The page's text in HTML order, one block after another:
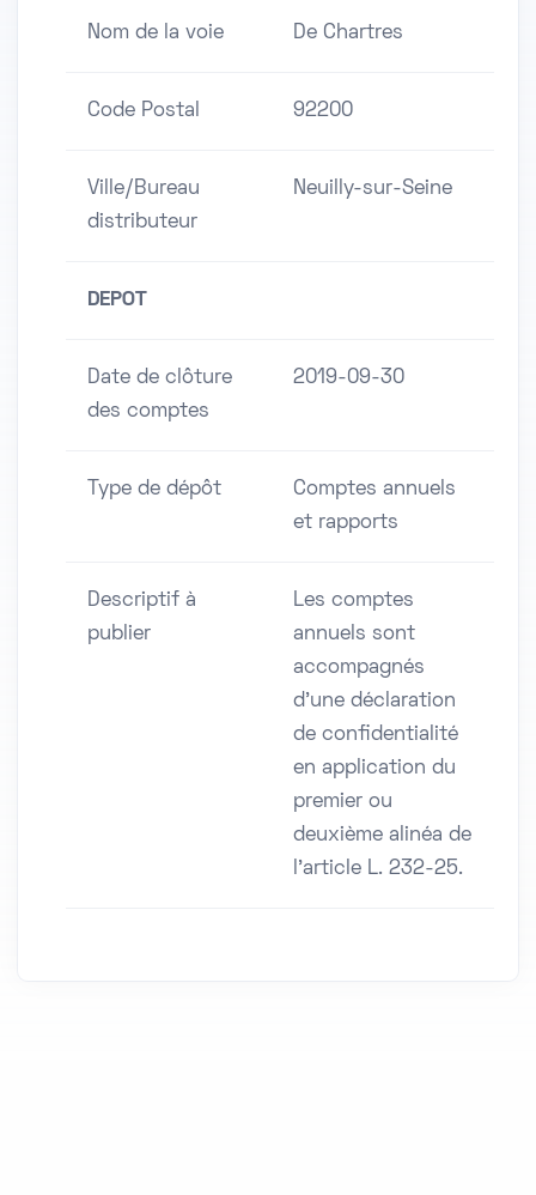
Nom de la voie De Chartres
Code Postal 92200
Ville/Bureau
distributeur
Neuilly-sur-Seine
DEPOT
Date de clôture
des comptes
2019-09-30
Type de dépôt
Comptes annuels
et rapports
Descriptif à
publier
Les comptes
annuels sont
accompagnés
d'une déclaration
de confidentialité
en application du
premier ou
deuxième alinéa de
l'article L. 232-25.